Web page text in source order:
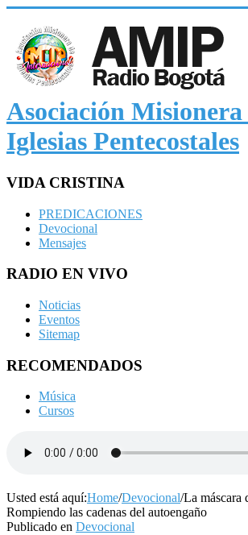
Asociación Misionera
Iglesias Pentecostales
VIDA CRISTINA
PREDICACIONES
Devocional
Mensajes
RADIO EN VIVO
Noticias
Eventos
Sitemap
RECOMENDADOS
Música
Cursos
Usted está aquí:Home/Devocional/La máscara
Rompiendo las cadenas del autoengaño
Publicado en Devocional